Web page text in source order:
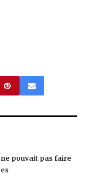
pouvait pas faire